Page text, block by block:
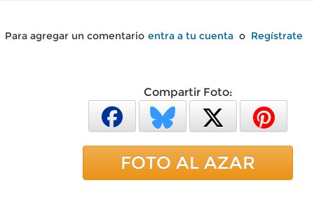
Para agregar un comentario entra a tu cuenta o Regístrate
Compartir Foto:
FOTO AL AZAR